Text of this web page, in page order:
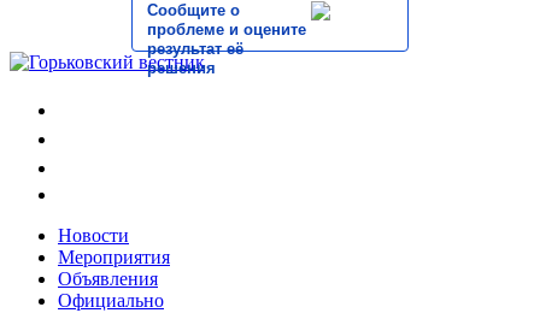
Сообщите о
проблеме и оцените
результат её
решения
Новости
Мероприятия
Объявления
Официально